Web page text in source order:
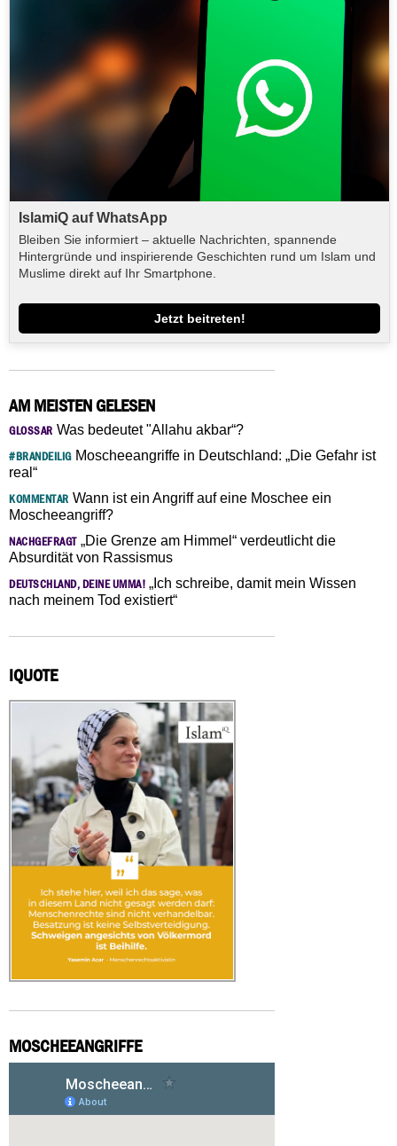
IslamiQ auf WhatsApp
Bleiben Sie informiert – aktuelle Nachrichten, spannende
Hintergründe und inspirierende Geschichten rund um Islam und
Muslime direkt auf Ihr Smartphone.
Jetzt beitreten!
AM MEISTEN GELESEN
GLOSSAR Was bedeutet "Allahu akbar“?
#BRANDEILIGMoscheeangriffe in Deutschland: „Die Gefahr ist
real“
KOMMENTAR Wann ist ein Angriff auf eine Moschee ein
Moscheeangriff?
NACHGEFRAGT„Die Grenze am Himmel“ verdeutlicht die
Absurdität von Rassismus
DEUTSCHLAND, DEINE UMMA! „Ich schreibe, damit mein Wissen
nach meinem Tod existiert“
IQUOTE
MOSCHEEANGRIFFE